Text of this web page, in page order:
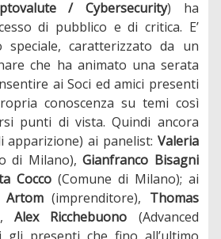
/ Cybersecurity) ha
di pubblico e di critica. E’
caratterizzato da un
che ha animato una serata
ai Soci ed amici presenti
conoscenza su temi così
punti di vista. Quindi ancora
apparizione) ai panelist: Valeria
di Milano),Gianfranco Bisagni
Cocco (Comune di Milano); ai
Artom(imprenditore), Thomas
Alex Ricchebuono (Advanced